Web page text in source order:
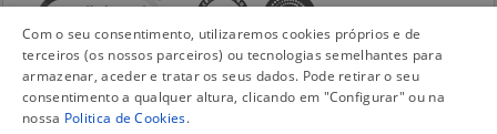
Com o seu consentimento, utilizaremos cookies próprios e de
terceiros (os nossos parceiros) ou tecnologias semelhantes para
armazenar, aceder e tratar os seus dados. Pode retirar o seu
consentimento a qualquer altura, clicando em "Configurar" ou na
nossa Politica de Cookies.